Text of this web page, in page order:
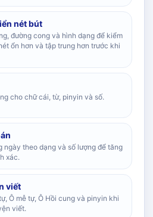
nét bút
đường cong và hình dạng để kiểm
ổn hơn và tập trung hơn trước khi
cho chữ cái, từ, pinyin và số.
ngày theo dạng và số lượng để tăng
xác.
viết
Ô mễ tự, Ô Hồi cung và pinyin khi
viết.